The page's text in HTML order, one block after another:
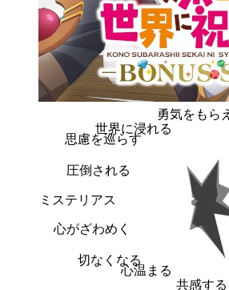
勇気をもら
共感する
心温まる
切なくなる
心がざわめく
ミステリアス
圧倒される
思慮を巡らす
世界に浸れる